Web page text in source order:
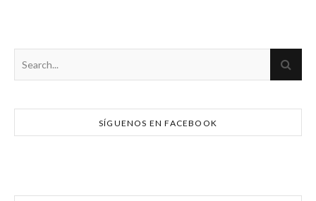
SÍGUENOS EN FACEBOOK